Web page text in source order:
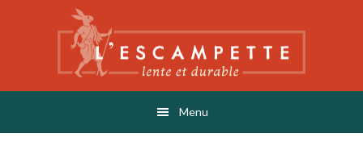
L'ESCAMPETTE
éditions lentes & durables
Menu